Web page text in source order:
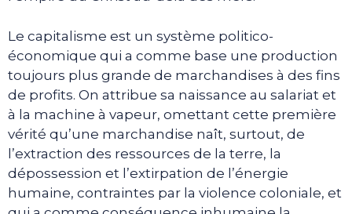
Le capitalisme est un système politico-
économique qui a comme base une production
toujours plus grande de marchandises à des fins
de profits. On attribue sa naissance au salariat et
à la machine à vapeur, omettant cette première
vérité qu’une marchandise naît, surtout, de
l’extraction des ressources de la terre, la
dépossession et l’extirpation de l’énergie
humaine, contraintes par la violence coloniale, et